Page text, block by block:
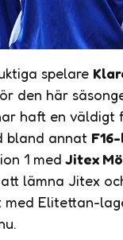
spelare
den här
haft en väldigt
bland annat
1 med Jitex
lämna Jitex
med Elitettan-